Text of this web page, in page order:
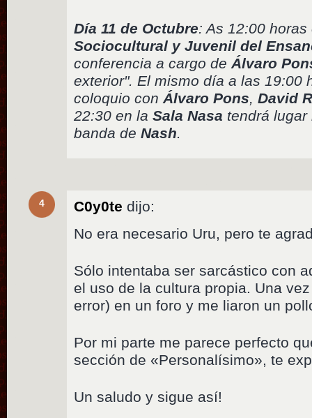
Día 11 de Octubre: As 12:00
Sociocultural y Juvenil del
conferencia a cargo de Álvaro
exterior". El mismo día a las 19:00
coloquio con Álvaro Pons ,David
22:30 en laSala Nasa tendrá
banda deNash
4 C0y0te dijo:
No era necesario Uru, pero te
Sólo intentaba ser sarcástico con
el uso de la cultura propia. Una
error) en un foro y me liaron un
Por mi parte me parece perfecto
sección de «Personalísimo», te
Un saludo y sigue así!